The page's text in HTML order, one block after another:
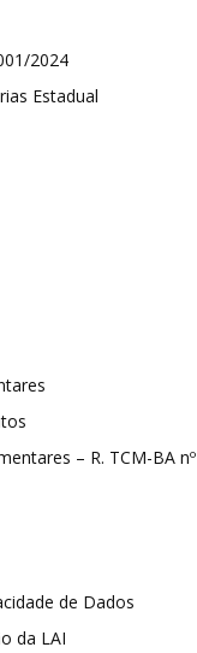
2024
Estadual
– R. TCM-BA nº
de Dados
da LAI